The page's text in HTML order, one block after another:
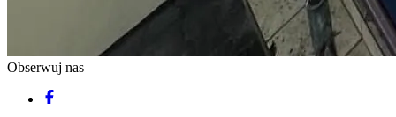
Obserwuj nas